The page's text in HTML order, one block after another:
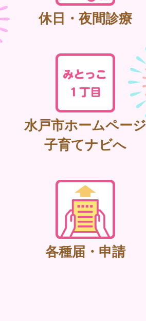
休日・夜間診療
水戸市ホームページ
子育てナビへ
各種届・申請